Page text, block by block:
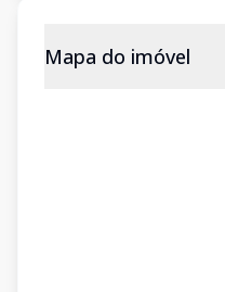
Mapa do imóvel